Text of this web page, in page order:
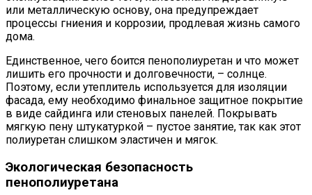
или металлическую основу, она предупреждает
процессы гниения и коррозии, продлевая жизнь самого
дома.
Единственное, чего боится пенополиуретан и что может
лишить его прочности и долговечности, – солнце.
Поэтому, если утеплитель используется для изоляции
фасада, ему необходимо финальное защитное покрытие
в виде сайдинга или стеновых панелей. Покрывать
мягкую пену штукатуркой – пустое занятие, так как этот
полиуретан слишком эластичен и мягок.
Экологическая безопасность
пенополиуретана